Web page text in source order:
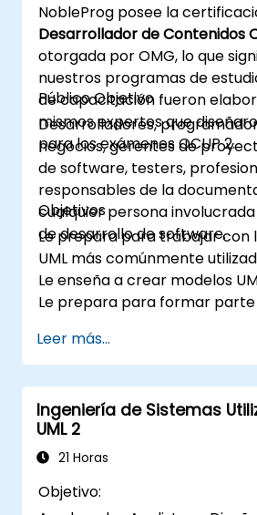
NobleProg posee la
Desarrollador de Contenidos
otorgada por OMG, lo que
nuestros programas de
de capacitación fueron
mismos expertos que
para los exámenes OCUP 2.
Público Objetivo
Desarrolladores,
negocios, gerentes de
de software, testers,
responsables de la
cualquier persona
de desarrollo de software.
Objetivos
Le prepara para trabajar con
UML más comúnmente
Le enseña a crear modelos
Le prepara para formar parte
Leer más...
Ingeniería de Sistemas
UML 2
21 Horas
Objetivo: